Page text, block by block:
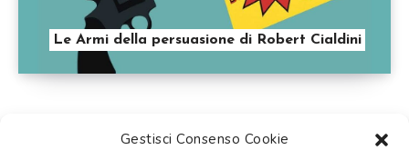
Gestisci Consenso Cookie
Le Armi della persuasione di Robert Cialdini